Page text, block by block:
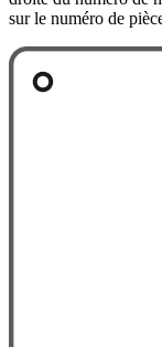
sur le numéro de